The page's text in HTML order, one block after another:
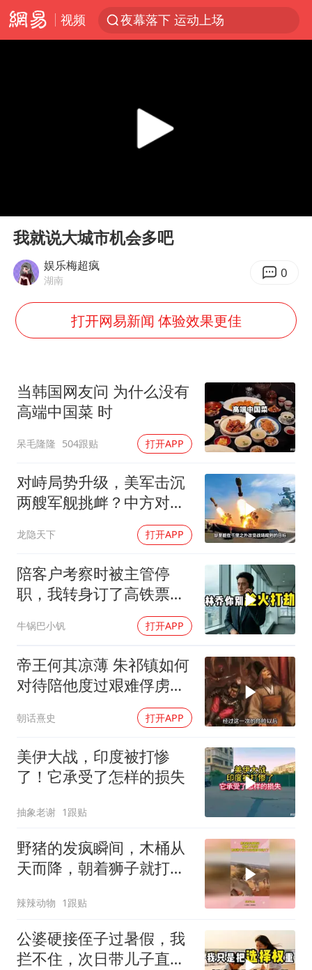
视频
夜幕落下 运动上场
实探山东最热的“中国蔬菜之乡”
粉笔发布“自曝式”公开信
哈尔滨暴雨饭店门挡积水
服务实体经济 财政金融打出组合拳
男子结婚8年发现3个女儿均非亲生
奋进开新局 实干挑大梁
Play
我就说大城市机会多吧
娱乐梅超疯
湖南 0
打开网易新闻 体验效果更佳
当韩国网友问 为什么没有
高端中国菜 时
呆毛隆隆 504跟贴 打开APP
对峙局势升级，美军击沉
两艘军舰挑衅？中方对美
龙隐天下 打开APP
陪客户考察时被主管停
职，我转身订了高铁票。
2小时后总监急疯了：12
亿合同没你根本签不了
牛锅巴小钒 打开APP
帝王何其凉薄 朱祁镇如何
对待陪他度过艰难俘虏生
朝话熹史 打开APP
美伊大战，印度被打惨
了！它承受了怎样的损失
抽象老谢 1跟贴
野猪的发疯瞬间，木桶从
天而降，朝着狮子就打去
辣辣动物 1跟贴
公婆硬接侄子过暑假，我
拦不住，次日带儿子直飞